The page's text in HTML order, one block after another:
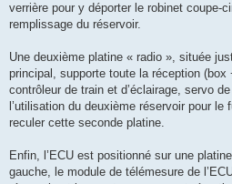
verrière pour y déporter le robinet coupe-
remplissage du réservoir.
Une deuxième platine « radio », située
principal, supporte toute la réception (box
contrôleur de train et d’éclairage, servo
l’utilisation du deuxième réservoir pour le
reculer cette seconde platine.
Enfin, l’ECU est positionné sur une
gauche, le module de télémesure de